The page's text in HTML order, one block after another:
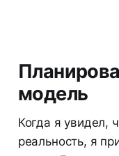
модель
Когда я увидел,
реальность, я